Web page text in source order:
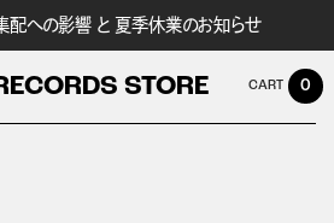
配への影響 と 夏季休業のお知らせ
STORE 0